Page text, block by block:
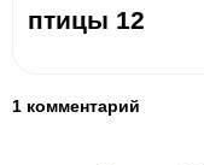
птицы 12
1 комментарий